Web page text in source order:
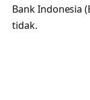
Bank Indonesia
tidak.